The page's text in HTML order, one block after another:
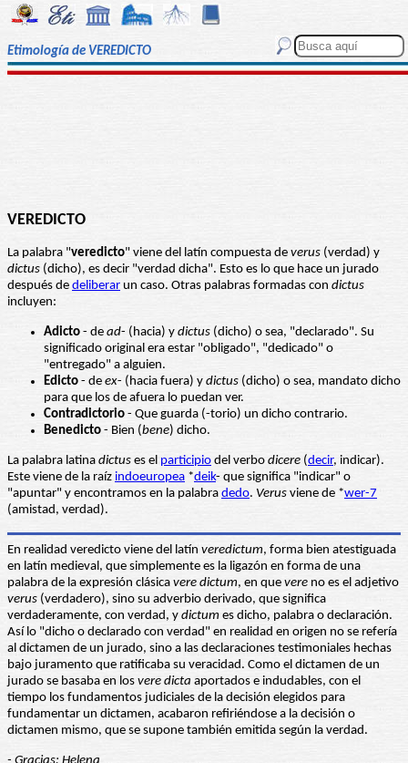
Etimología de VEREDICTO
VEREDICTO
La palabra "veredicto" viene del latín compuesta de verus (verdad) y
dictus (dicho), es decir "verdad dicha". Esto es lo que hace un jurado
después de deliberar un caso. Otras palabras formadas con dictus
incluyen:
Adicto - de ad- (hacia) y dictus (dicho) o sea, "declarado". Su
significado original era estar "obligado", "dedicado" o
"entregado" a alguien.
Edicto - de ex- (hacia fuera) y dictus (dicho) o sea, mandato dicho
para que los de afuera lo puedan ver.
Contradictorio - Que guarda (-torio) un dicho contrario.
Benedicto - Bien (bene) dicho.
La palabra latina dictus es el participio del verbo dicere (decir, indicar).
Este viene de la raíz indoeuropea *deik- que significa "indicar" o
"apuntar" y encontramos en la palabra dedo. Verus viene de *wer-7
(amistad, verdad).
En realidad veredicto viene del latín veredictum, forma bien atestiguada
en latín medieval, que simplemente es la ligazón en forma de una
palabra de la expresión clásica vere dictum, en que vere no es el adjetivo
verus (verdadero), sino su adverbio derivado, que significa
verdaderamente, con verdad, y dictum es dicho, palabra o declaración.
Así lo "dicho o declarado con verdad" en realidad en origen no se refería
al dictamen de un jurado, sino a las declaraciones testimoniales hechas
bajo juramento que ratificaba su veracidad. Como el dictamen de un
jurado se basaba en los vere dicta aportados e indudables, con el
tiempo los fundamentos judiciales de la decisión elegidos para
fundamentar un dictamen, acabaron refiriéndose a la decisión o
dictamen mismo, que se supone también emitida según la verdad.